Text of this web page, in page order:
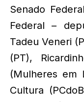
Senado
Federal –
Tadeu Veneri
(PT),
(Mulheres em
Cultura